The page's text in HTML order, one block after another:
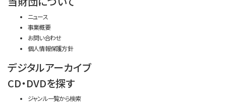
ニュース
事業概要
お問い合わせ
個人情報保護方針
デジタルアーカイブ
CD・DVDを探す
ジャンル一覧から検索